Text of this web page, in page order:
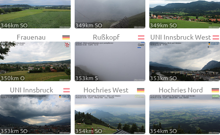
346km SO 349km SO 349km SO
Frauenau
350km O
Rußkopf
353km S
UNI Innsbruck West
353km SO
UNI Innsbruck
353km SO
Hochries West
354km SO
Hochries Nord
354km SO